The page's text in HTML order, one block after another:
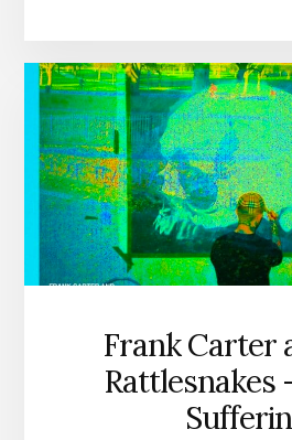
Frank Carter
Rattlesnakes